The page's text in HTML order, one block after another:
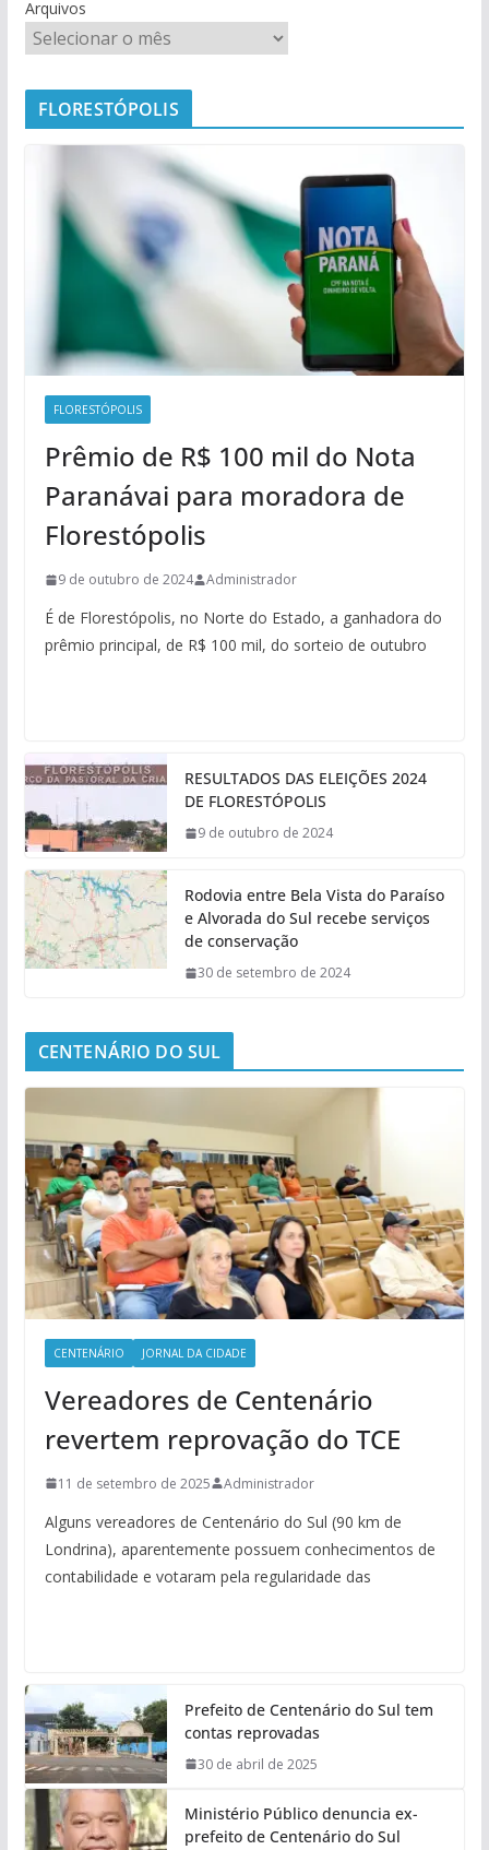
Arquivos
FLORESTÓPOLIS
FLORESTÓPOLIS
Prêmio de R$ 100 mil do Nota
Paranávai para moradora de
Florestópolis
9 de outubro de 2024 Administrador
É de Florestópolis, no Norte do Estado, a ganhadora do
prêmio principal, de R$ 100 mil, do sorteio de outubro
RESULTADOS DAS ELEIÇÕES 2024
DE FLORESTÓPOLIS
9 de outubro de 2024
Rodovia entre Bela Vista do Paraíso
e Alvorada do Sul recebe serviços
de conservação
30 de setembro de 2024
CENTENÁRIO DO SUL
CENTENÁRIO JORNAL DA CIDADE
Vereadores de Centenário
revertem reprovação do TCE
11 de setembro de 2025 Administrador
Alguns vereadores de Centenário do Sul (90 km de
Londrina), aparentemente possuem conhecimentos de
contabilidade e votaram pela regularidade das
Prefeito de Centenário do Sul tem
contas reprovadas
30 de abril de 2025
Ministério Público denuncia ex-
prefeito de Centenário do Sul